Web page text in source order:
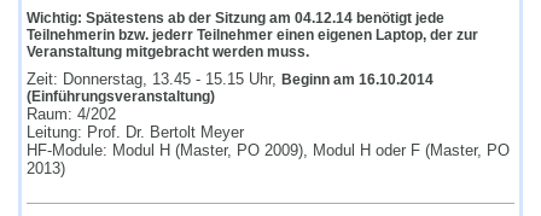
Wichtig: Spätestens ab der Sitzung am 04.12.14 benötigt jede
Teilnehmerin bzw. jederr Teilnehmer einen eigenen Laptop, der zur
Veranstaltung mitgebracht werden muss.
Zeit: Donnerstag, 13.45 - 15.15 Uhr,Beginn am 16.10.2014
(Einführungsveranstaltung)
Raum: 4/202
Leitung: Prof. Dr. Bertolt Meyer
HF-Module: Modul H (Master, PO 2009), Modul H oder F (Master, PO
2013)